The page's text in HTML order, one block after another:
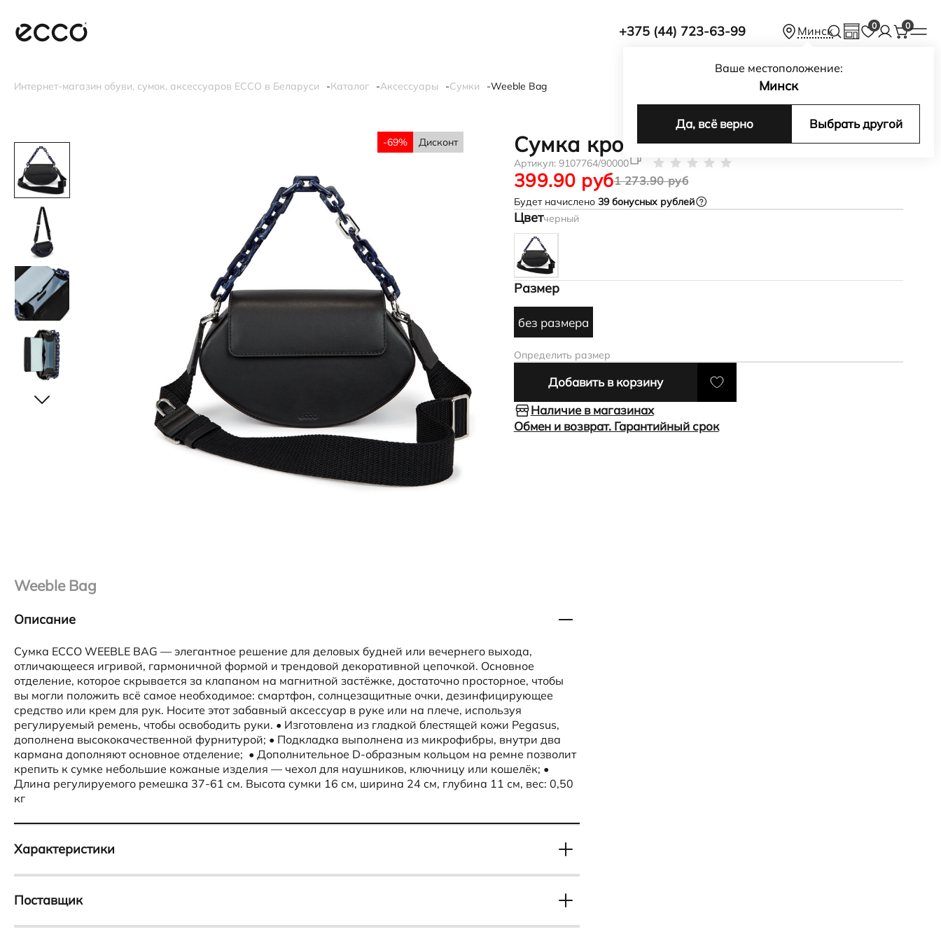
+375 (44) 723-63-99 Минск 0 0
Ваше местоположение:
Минск
Да, всё верно Выбрать другой
Интернет-магазин обуви, сумок, аксессуаров ECCO в Беларуси Каталог Аксессуары Сумки Weeble Bag
-69% Дисконт Сумка кросс-боди Weeble Bag
Артикул: 9107764/90000
1 273.90 руб
399.90 руб
Будет начислено 39бонусных рублей
Цветчерный
Размер
без размера
Определить размер
Добавить в корзину
Наличие в магазинах
Обмен и возврат. Гарантийный срок
Weeble Bag
Описание
Сумка ECCO WEEBLE BAG — элегантное решение для деловых будней или вечернего выхода,
отличающееся игривой, гармоничной формой и трендовой декоративной цепочкой. Основное
отделение, которое скрывается за клапаном на магнитной застёжке, достаточно просторное, чтобы
вы могли положить всё самое необходимое: смартфон, солнцезащитные очки, дезинфицирующее
средство или крем для рук. Носите этот забавный аксессуар в руке или на плече, используя
регулируемый ремень, чтобы освободить руки. • Изготовлена из гладкой блестящей кожи Pegasus,
дополнена высококачественной фурнитурой; • Подкладка выполнена из микрофибры, внутри два
кармана дополняют основное отделение; • Дополнительное D-образным кольцом на ремне позволит
крепить к сумке небольшие кожаные изделия — чехол для наушников, ключницу или кошелёк; •
Длина регулируемого ремешка 37-61 см. Высота сумки 16 см, ширина 24 см, глубина 11 см, вес: 0,50
кг
Характеристики
Тип
Сумка кросс-боди
Пол
Сезон
Материал
Модельный ряд
Гарантийный срок
Поставщик
Иностранное общество с ограниченной ответственностью "ЭККО-БЕЛРОС" Адрес: 220035, г. Минск,